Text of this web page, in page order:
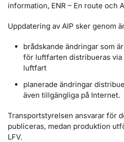
information, ENR – En route och
Uppdatering av AIP sker genom
brådskande ändringar som
för luftfarten distribueras
luftfart
planerade ändringar
även tillgängliga på Internet.
Transportstyrelsen ansvarar för
publiceras, medan produktion
LFV.